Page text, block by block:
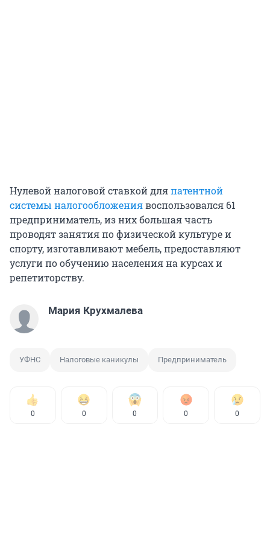
Нулевой налоговой ставкой дляпатентной
системы налогообложениявоспользовался 61
предприниматель, из них большая часть
проводят занятия по физической культуре и
спорту, изготавливают мебель, предоставляют
услуги по обучению населения на курсах и
репетиторству.
Мария Крухмалева
УФНС Налоговые каникулы Предприниматель
0 0 0 0 0